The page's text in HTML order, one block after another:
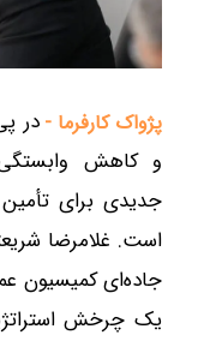
پژواک کارفرما - در
و کاهش وابستگی
جدیدی برای
است. غلامرضا
جاده‌ای کمیسیون
یک چرخش